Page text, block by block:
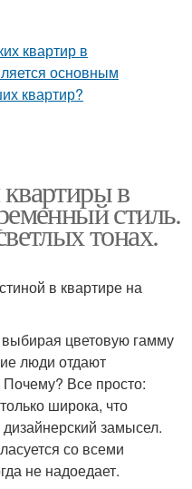
в
стиль.
тонах.
в квартире на
цветовую гамму
люди отдают
Все просто:
широка, что
замысел.
со всеми
не надоедает.